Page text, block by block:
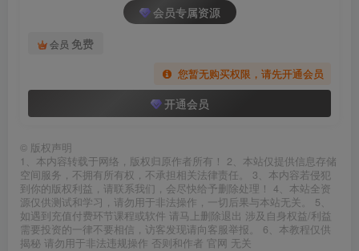
会员专属资源
会员 免费
您暂无购买权限，请先开通会员
开通会员
© 版权声明
1、本内容转载于网络，版权归原作者所有！ 2、本站仅提供信息存储
空间服务，不拥有所有权，不承担相关法律责任。 3、本内容若侵犯
到你的版权利益，请联系我们，会尽快给予删除处理！ 4、本站全资
源仅供测试和学习，请勿用于非法操作，一切后果与本站无关。 5、
如遇到充值付费环节课程或软件 请马上删除退出 涉及自身权益/利益
需要投资的一律不要相信，访客发现请向客服举报。 6、本教程仅供
揭秘 请勿用于非法违规操作 否则和作者 官网 无关